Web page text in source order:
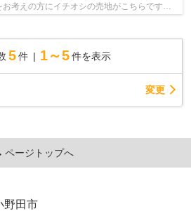
考えの方にイチオシの売地がこちらです◎
などの建築条件に指定が...
5 件 1～5 件を表示
変更
ページトップへ
野田市